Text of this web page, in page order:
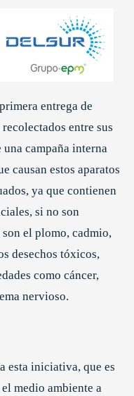
entrega de
entre sus
campaña interna
causan estos aparatos
ya que contienen
si no son
son el plomo, cadmio,
desechos tóxicos,
como cáncer,
nervioso.
esta iniciativa, que es
medio ambiente a